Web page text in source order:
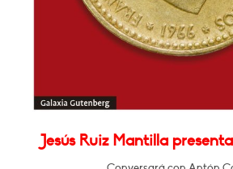
Jesús Ruiz Mantilla